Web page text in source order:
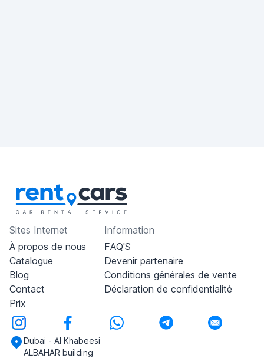
Sites Internet
À propos de nous
Catalogue
Blog
Contact
Prix
Information
FAQ'S
Devenir partenaire
Conditions générales de vente
Déclaration de confidentialité
Dubai - Al Khabeesi
ALBAHAR building